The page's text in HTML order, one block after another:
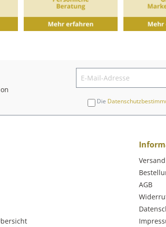
Die
AGB